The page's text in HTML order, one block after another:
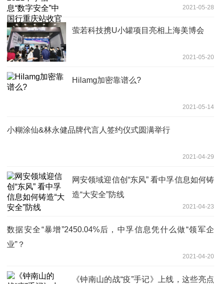
2021-05-28
萤若科技携U小罐项目亮相上海美博会
2021-05-20
Hilamg加密靠谱么?
2021-05-14
小糊涂仙&林永健品牌代言人签约仪式圆满举行
2021-04-29
网安领域迎信创“东风” 看中孚信息如何铸
造“大安全”防线
2021-04-23
数据安全“暴增”2450.04%后，中孚信息凭什么做“领军企
业”？
2021-04-20
《钟南山的战“疫”手记》上线，这些亮点